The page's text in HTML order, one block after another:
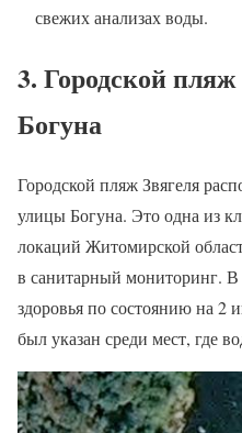
свежих анализах воды.
3. Городской
Богуна
Городской пляж Звягеля
улицы Богуна. Это одна из
локаций Житомирской
в санитарный мониторинг.
здоровья по состоянию на 2
был указан среди мест, где